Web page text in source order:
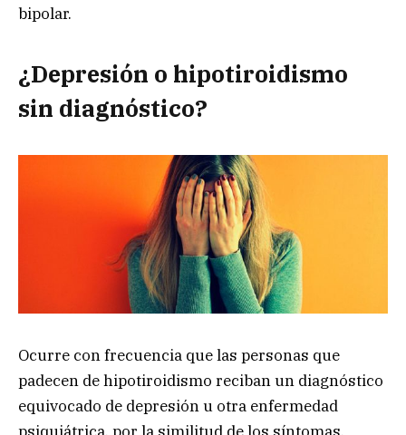
bipolar.
¿Depresión o hipotiroidismo
sin diagnóstico?
Ocurre con frecuencia que las personas que
padecen de hipotiroidismo reciban un diagnóstico
equivocado de depresión u otra enfermedad